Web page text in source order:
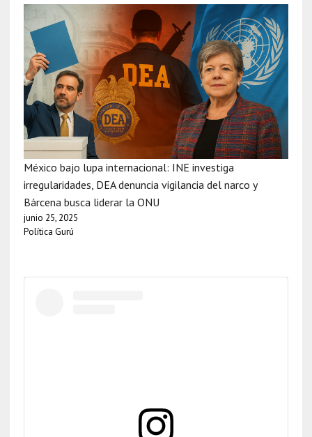
México bajo lupa internacional: INE investiga
irregularidades, DEA denuncia vigilancia del narco y
Bárcena busca liderar la ONU
junio 25, 2025
Política Gurú